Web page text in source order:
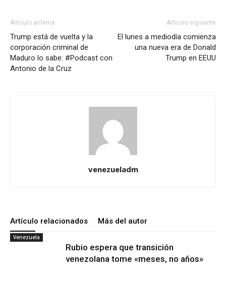
Artículo anterior
Trump está de vuelta y la
corporación criminal de
Maduro lo sabe: #Podcast con
Antonio de la Cruz
Artículo siguiente
El lunes a mediodía comienza
una nueva era de Donald
Trump en EEUU
venezueladm
Artículo relacionados Más del autor
Venezuela
Rubio espera que transición
venezolana tome «meses, no años»